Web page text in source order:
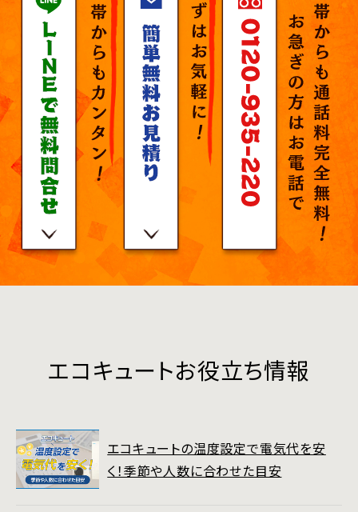
エコキュートお役立ち情報
エコキュートの温度設定で電気代を安
く！季節や人数に合わせた目安